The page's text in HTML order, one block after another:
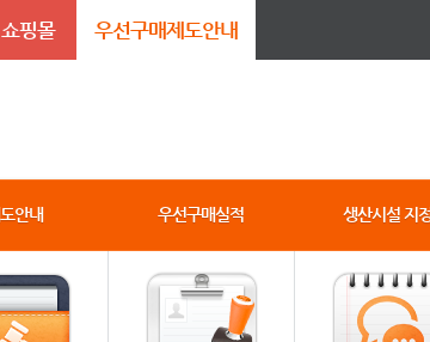
핑몰 우선구매제도안내
안내 우선구매실적 생산시설 지